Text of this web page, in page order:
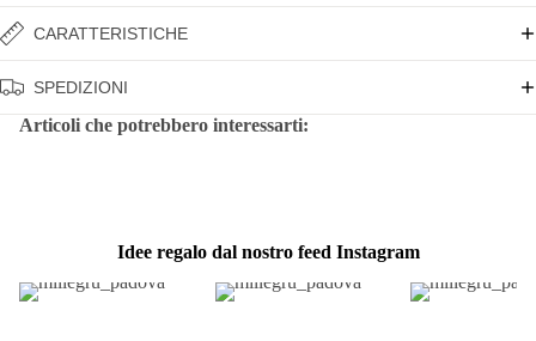
CARATTERISTICHE
SPEDIZIONI
Articoli che potrebbero interessarti:
Idee regalo dal nostro feed Instagram